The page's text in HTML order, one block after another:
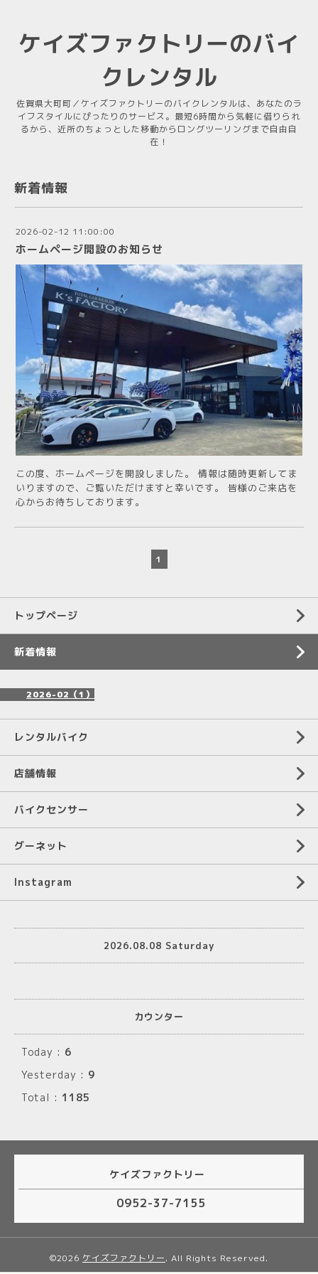
ケイズファクトリーのバイ
クレンタル
佐賀県大町町／ケイズファクトリーのバイクレンタルは、あなたのラ
イフスタイルにぴったりのサービス。最短6時間から気軽に借りられ
るから、近所のちょっとした移動からロングツーリングまで自由自
在！
新着情報
2026-02-12 11:00:00
ホームページ開設のお知らせ
この度、ホームページを開設しました。 情報は随時更新してま
いりますので、ご覧いただけますと幸いです。 皆様のご来店を
心からお待ちしております。
1
トップページ
新着情報
2026-02（1）
レンタルバイク
店舗情報
バイクセンサー
グーネット
Instagram
2026.08.08 Saturday
カウンター
Today : 6
Yesterday : 9
Total : 1185
ケイズファクトリー
0952-37-7155
©2026 ケイズファクトリー. All Rights Reserved.